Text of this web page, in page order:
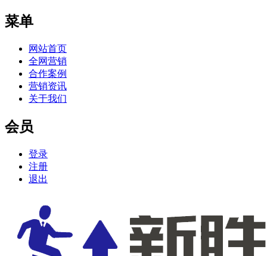
菜单
网站首页
全网营销
合作案例
营销资讯
关于我们
会员
登录
注册
退出